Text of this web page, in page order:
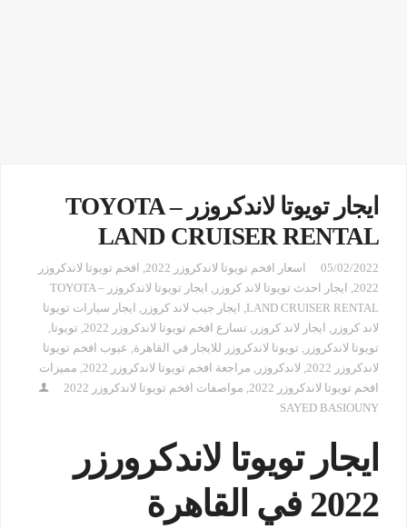
ايجار تويوتا لاندكروزر – TOYOTA
LAND CRUISER RENTAL
05/02/2022 اسعار افخم تويوتا لاندكروزر 2022 , افخم تويوتا لاندكروزر
2022
, ايجار احدث تويوتا لاند كروزر ,
ايجار تويوتا لاندكروزر – TOYOTA
LAND CRUISER RENTAL
, ايجار جيب لاند كروزر , ايجار سيارات تويوتا
لاند كروزر , ايجار لاند كروزر , تسارع افخم تويوتا لاندكروزر 2022 , تويوتا,
تويوتا لاندكروزر , تويوتا لاندكروزر للايجار في القاهرة, عيوب افخم تويوتا
لاندكروزر 2022
, لاندكروزر , مراجعة افخم تويوتا لاندكروزر 2022 , مميزات
افخم تويوتا لاندكروزر 2022
, مواصفات افخم تويوتا لاندكروزر 2022
SAYED BASIOUNY
ايجار تويوتا لاندكرورزر
2022 في القاهرة